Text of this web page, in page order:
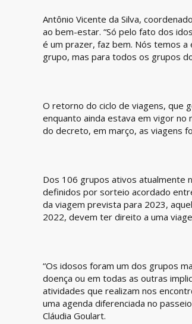
Antônio Vicente da Silva,
ao bem-estar. “Só pelo fato dos
é um prazer, faz bem. Nós temos a
grupo, mas para todos os grupos
O retorno do ciclo de viagens, que
enquanto ainda estava em vigor no
do decreto, em março, as viagens
Dos 106 grupos ativos atualmente
definidos por sorteio acordado
da viagem prevista para 2023,
2022, devem ter direito a uma
“Os idosos foram um dos grupos
doença ou em todas as outras
atividades que realizam nos
uma agenda diferenciada no
Cláudia Goulart.